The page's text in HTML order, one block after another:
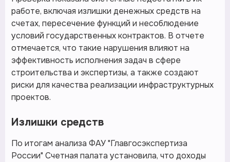
работе, включая излишки денежных средств на
счетах, пересечение функций и несоблюдение
условий государственных контрактов. В отчете
отмечается, что такие нарушения влияют на
эффективность исполнения задач в сфере
строительства и экспертизы, а также создают
риски для качества реализации инфраструктурных
проектов.
Излишки средств
По итогам анализа ФАУ "Главгосэкспертиза
России" Счетная палата установила, что доходы